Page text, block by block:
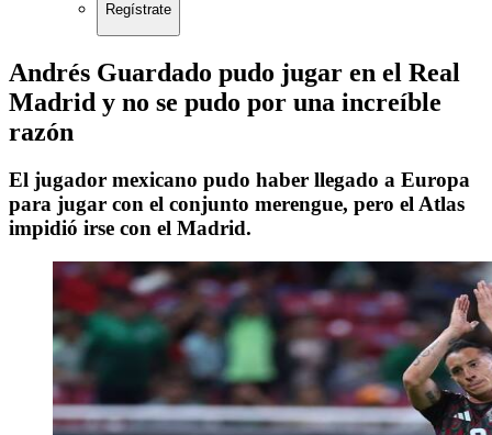
Regístrate
Andrés Guardado pudo jugar en el Real
Madrid y no se pudo por una increíble
razón
El jugador mexicano pudo haber llegado a Europa
para jugar con el conjunto merengue, pero el Atlas
impidió irse con el Madrid.